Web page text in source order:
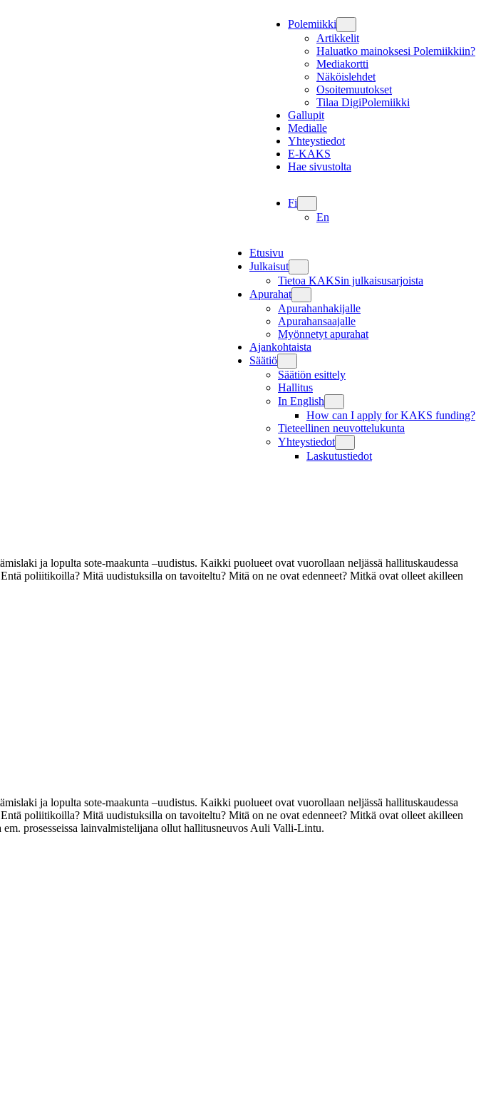
Polemiikki
Artikkelit
Haluatko mainoksesi Polemiikkiin?
Mediakortti
Näköislehdet
Osoitemuutokset
Tilaa DigiPolemiikki
Gallupit
Medialle
Yhteystiedot
E-KAKS
Hae sivustolta
Fi
En
Etusivu
Julkaisut
Tietoa KAKSin julkaisusarjoista
Apurahat
Apurahanhakijalle
Apurahansaajalle
Myönnetyt apurahat
Ajankohtaista
Säätiö
Säätiön esittely
Hallitus
In English
How can I apply for KAKS funding?
Tieteellinen neuvottelukunta
Yhteystiedot
Laskutustiedot
ja lopulta sote-maakunta –uudistus. Kaikki puolueet ovat vuorollaan neljässä hallituskaudessa
poliitikoilla? Mitä uudistuksilla on tavoiteltu? Mitä on ne ovat edenneet? Mitkä ovat olleet akilleen
ja lopulta sote-maakunta –uudistus. Kaikki puolueet ovat vuorollaan neljässä hallituskaudessa
poliitikoilla? Mitä uudistuksilla on tavoiteltu? Mitä on ne ovat edenneet? Mitkä ovat olleet akilleen
prosesseissa lainvalmistelijana ollut hallitusneuvos Auli Valli-Lintu.